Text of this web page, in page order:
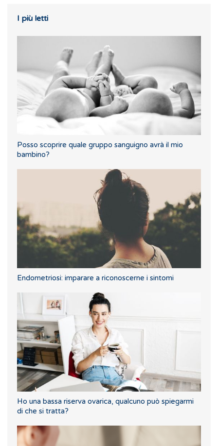
I più letti
Posso scoprire quale gruppo sanguigno avrà il mio
bambino?
Endometriosi: imparare a riconoscerne i sintomi
Ho una bassa riserva ovarica, qualcuno può spiegarmi
di che si tratta?